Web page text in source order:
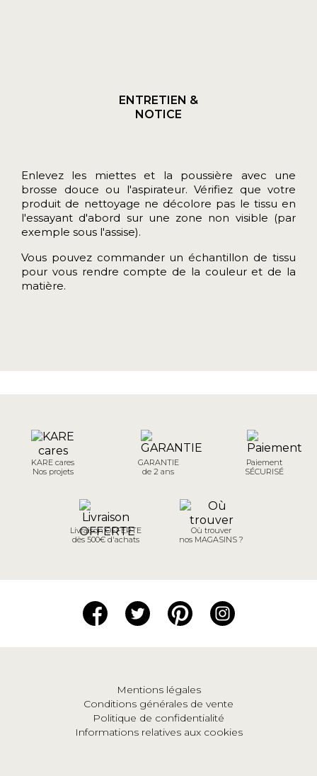
ENTRETIEN &
NOTICE
Enlevez les miettes et la poussière avec une
brosse douce ou l'aspirateur. Vérifiez que votre
produit de nettoyage ne décolore pas le tissu en
l'essayant d'abord sur une zone non visible (par
exemple sous l'assise).
Vous pouvez commander un échantillon de tissu
pour vous rendre compte de la couleur et de la
matière.
KARE cares
Nos projets
GARANTIE
de 2 ans
Paiement
SÉCURISÉ
Livraison OFFERTE
dès 500€ d'achats
Où trouver
nos MAGASINS ?
Mentions légales
Conditions générales de vente
Politique de confidentialité
Informations relatives aux cookies